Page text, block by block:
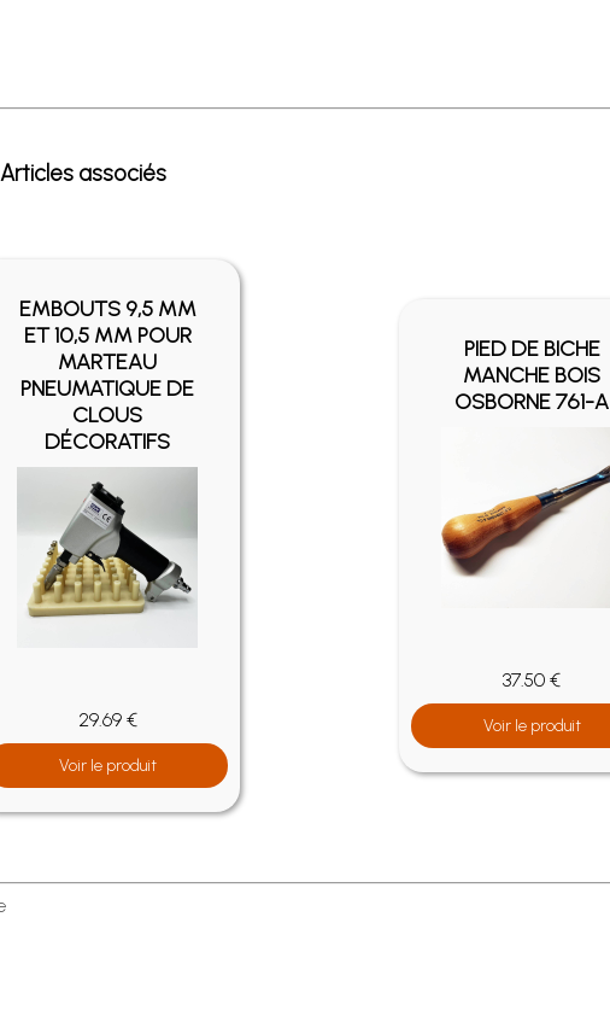
Articles associés
EMBOUTS 9,5 MM
ET 10,5 MM POUR
MARTEAU
PNEUMATIQUE DE
CLOUS
DÉCORATIFS
29.69 €
Voir le produit
PIED DE BICHE
MANCHE BOIS
OSBORNE 761-A
37.50 €
Voir le produit